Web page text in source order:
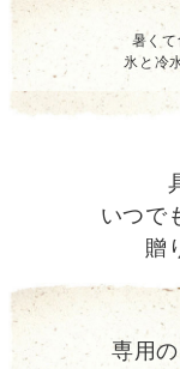
暑くて
氷と冷
いつで
贈
専用